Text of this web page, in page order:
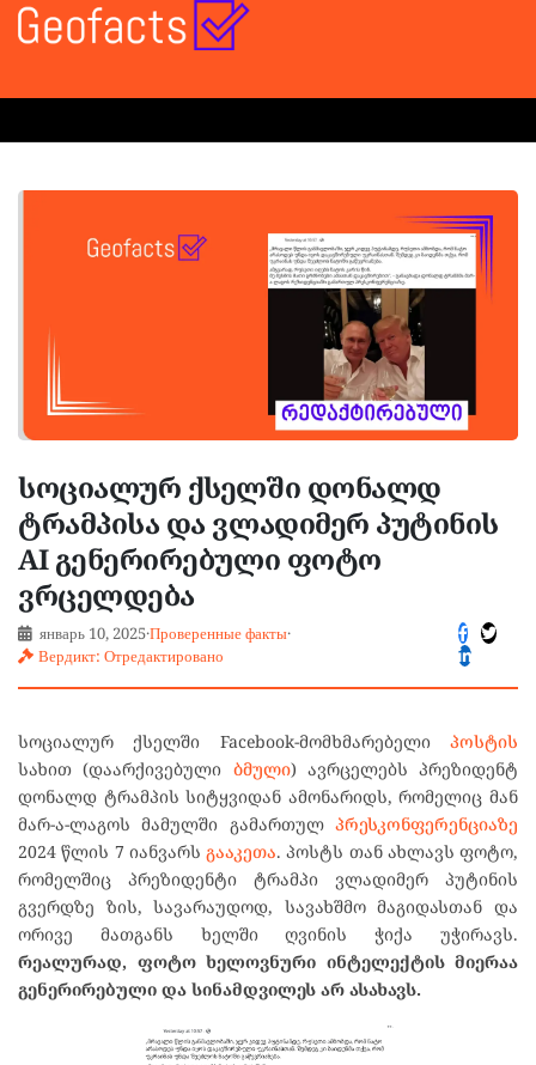
სოციალურ ქსელში დონალდ
ტრამპისა და ვლადიმერ პუტინის
AI გენერირებული ფოტო
ვრცელდება
январь 10, 2025·Проверенные факты·
Вердикт: Отредактировано
სოციალურ ქსელში Facebook-მომხმარებელი პოსტის
სახით (დაარქივებული ბმული) ავრცელებს პრეზიდენტ
დონალდ ტრამპის სიტყვიდან ამონარიდს, რომელიც მან
მარ-ა-ლაგოს მამულში გამართულ პრესკონფერენციაზე
2024 წლის 7 იანვარს გააკეთა. პოსტს თან ახლავს ფოტო,
რომელშიც პრეზიდენტი ტრამპი ვლადიმერ პუტინის
გვერდზე ზის, სავარაუდოდ, სავახშმო მაგიდასთან და
ორივე მათგანს ხელში ღვინის ჭიქა უჭირავს.
რეალურად, ფოტო ხელოვნური ინტელექტის მიერაა
გენერირებული და სინამდვილეს არ ასახავს.